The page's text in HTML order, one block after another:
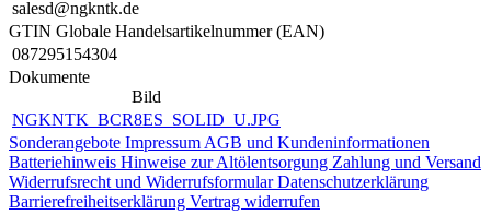
salesd@ngkntk.de
GTIN Globale Handelsartikelnummer (EAN)
087295154304
Dokumente
Bild
NGKNTK_BCR8ES_SOLID_U.JPG
Sonderangebote Impressum AGB und Kundeninformationen
Batteriehinweis Hinweise zur Altölentsorgung Zahlung und Versand
Widerrufsrecht und WiderrufsformularDatenschutzerklärung
Barrierefreiheitserklärung Vertrag widerrufen